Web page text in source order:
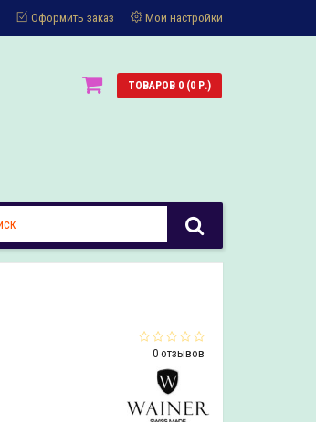
Оформить заказ Мои настройки
ТОВАРОВ 0 (0 Р.)
0 отзывов